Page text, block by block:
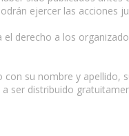
ejercer las acciones
derecho a los
su nombre y apellido,
ser distribuido